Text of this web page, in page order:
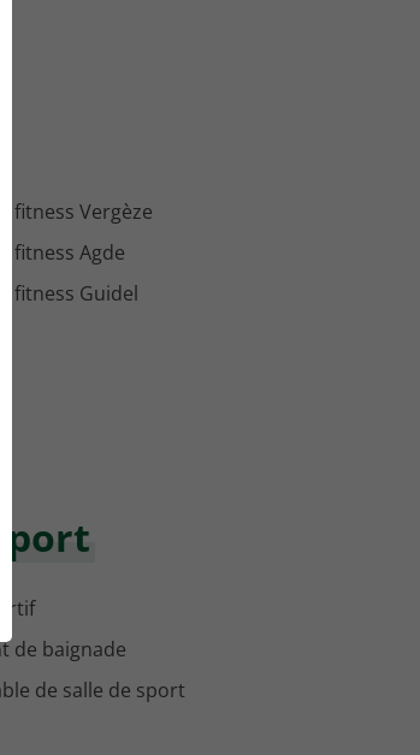
fitness Vergèze
fitness Agde
fitness Guidel
de baignade
de salle de sport